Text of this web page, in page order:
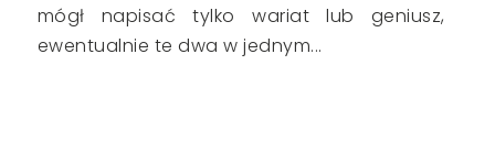
mógł napisać tylko wariat lub geniusz,
ewentualnie te dwa w jednym...